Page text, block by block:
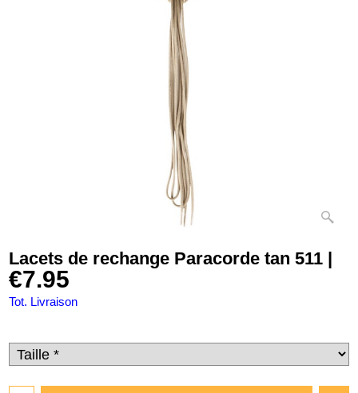
Lacets de rechange Paracorde tan 511 |
€7.95
Tot. Livraison